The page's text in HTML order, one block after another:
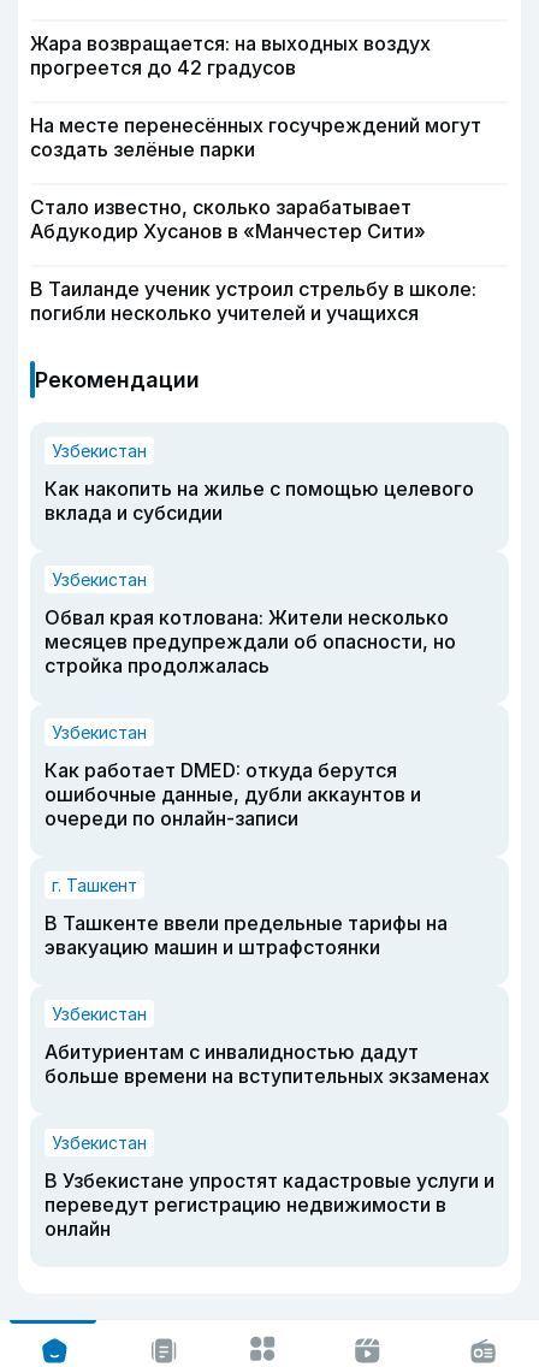
Жара возвращается: на выходных воздух
прогреется до 42 градусов
На месте перенесённых госучреждений могут
создать зелёные парки
Стало известно, сколько зарабатывает
Абдукодир Хусанов в «Манчестер Сити»
В Таиланде ученик устроил стрельбу в школе:
погибли несколько учителей и учащихся
Рекомендации
Узбекистан
Как накопить на жилье с помощью целевого
вклада и субсидии
Узбекистан
Обвал края котлована: Жители несколько
месяцев предупреждали об опасности, но
стройка продолжалась
Узбекистан
Как работает DMED: откуда берутся
ошибочные данные, дубли аккаунтов и
очереди по онлайн-записи
г. Ташкент
В Ташкенте ввели предельные тарифы на
эвакуацию машин и штрафстоянки
Узбекистан
Абитуриентам с инвалидностью дадут
больше времени на вступительных экзаменах
Узбекистан
В Узбекистане упростят кадастровые услуги и
переведут регистрацию недвижимости в
онлайн